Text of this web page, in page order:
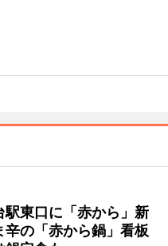
東口に「赤から」新
の「赤から鍋」看板